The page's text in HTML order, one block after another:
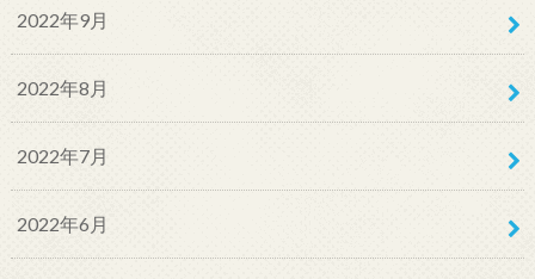
2022年9月
2022年8月
2022年7月
2022年6月